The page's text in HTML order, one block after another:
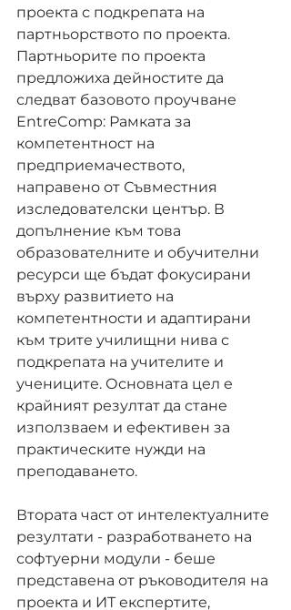
проекта с подкрепата на
партньорството по проекта.
Партньорите по проекта
предложиха дейностите да
следват базовото проучване
EntreComp: Рамката за
компетентност на
предприемачеството,
направено от Съвместния
изследователски център. В
допълнение към това
образователните и обучителни
ресурси ще бъдат фокусирани
върху развитието на
компетентности и адаптирани
към трите училищни нива с
подкрепата на учителите и
учениците. Основната цел е
крайният резултат да стане
използваем и ефективен за
практическите нужди на
преподаването.
Втората част от интелектуалните
резултати - разработването на
софтуерни модули - беше
представена от ръководителя на
проекта и ИТ експертите,